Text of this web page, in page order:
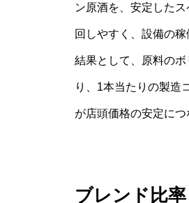
ン原酒を、安定した
回しやすく、設備の稼
結果として、原料の
り、1本当たりの製造
が店頭価格の安定につ
ブレンド比